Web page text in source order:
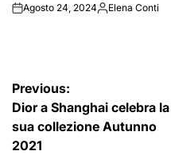
onAgosto 24, 2024Posted
Elena Conti
Navigazione
articoli
Previous:
Dior a Shanghai celebra la
sua collezione Autunno
2021